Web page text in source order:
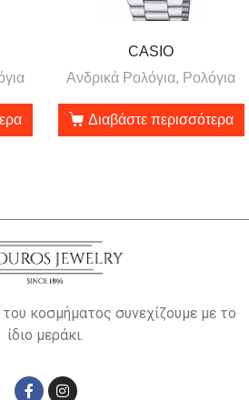
CASIO
Ανδρικά Ρολόγια, Ρολόγια
Διαβάστε περισσότερα
κοσμήματος συνεχίζουμε με το
ίδιο μεράκι.